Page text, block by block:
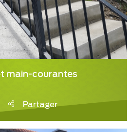
main-courantes
Partager